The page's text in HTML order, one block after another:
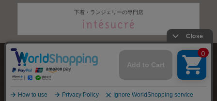
下着・ランジェリーの専門店
株式会社オカダヤ
特定商取引法に基づく表記 プライバシーポリシー サイトマップ